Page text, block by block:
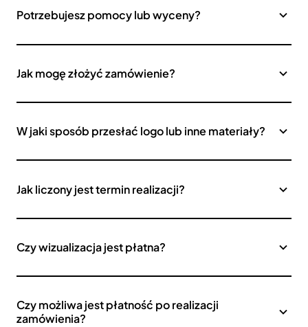
Potrzebujesz pomocy lub wyceny?
Jak mogę złożyć zamówienie?
W jaki sposób przesłać logo lub inne materiały?
Jak liczony jest termin realizacji?
Czy wizualizacja jest płatna?
Czy możliwa jest płatność po realizacji
zamówienia?